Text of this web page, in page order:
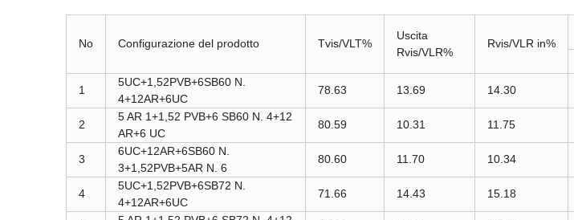
No Configurazione del prodotto Tvis/VLT%
Uscita
Rvis/VLR%
Rvis/VLR in%
1
5UC+1,52PVB+6SB60 N.
4+12AR+6UC
78.63 13.69 14.30
2
5 AR 1+1,52 PVB+6 SB60 N. 4+12
AR+6 UC
80.59 10.31 11.75
3
6UC+12AR+6SB60 N.
3+1,52PVB+5AR N. 6
80.60 11.70 10.34
4
5UC+1,52PVB+6SB72 N.
4+12AR+6UC
71.66 14.43 15.18